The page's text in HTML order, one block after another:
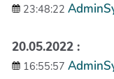
23:48:22
20.05.2022 :
16:55:57